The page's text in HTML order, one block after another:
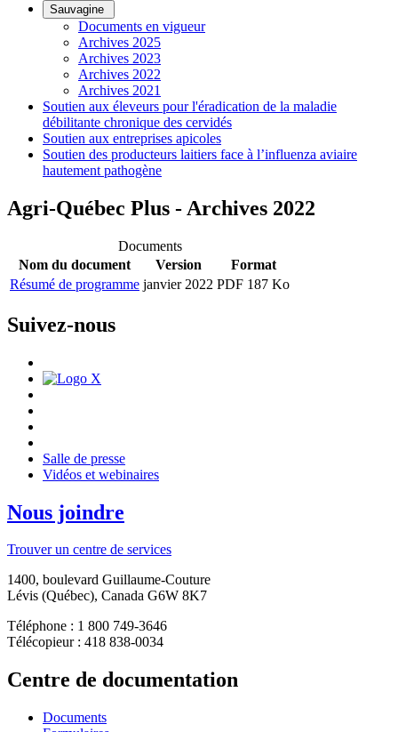
Sauvagine
Documents en vigueur
Archives 2025
Archives 2023
Archives 2022
Archives 2021
Soutien aux éleveurs pour l'éradication de la maladie
débilitante chronique des cervidés
Soutien aux entreprises apicoles
Soutien des producteurs laitiers face à l’influenza aviaire
hautement pathogène
Agri-Québec Plus - Archives 2022
Documents
Nom du document
Version
Format
Résumé de programme janvier 2022 PDF 187 Ko
Suivez-nous
Salle de presse
Vidéos et webinaires
Nous joindre
Trouver un centre de services
1400, boulevard Guillaume-Couture
Lévis (Québec), Canada G6W 8K7
Téléphone : 1 800 749-3646
Télécopieur : 418 838-0034
Centre de documentation
Documents